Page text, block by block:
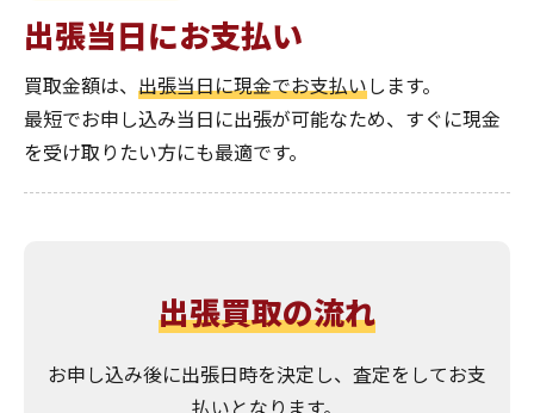
出張当日にお支払い
買取金額は、 出張当日に現金でお支払いします。
最短でお申し込み当日に出張が可能なため、すぐに現金
を受け取りたい方にも最適です。
出張買取の流れ
お申し込み後に出張日時を決定し、査定をしてお支
払いとなります。